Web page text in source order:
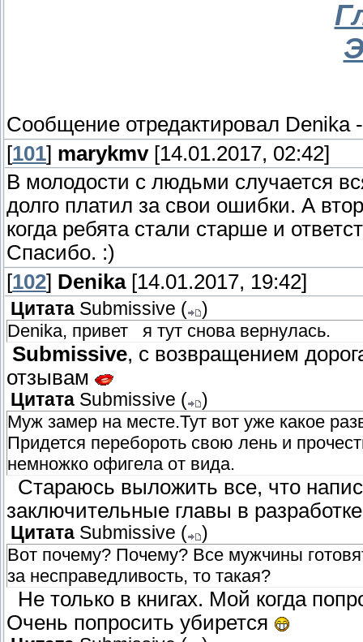
Сообщение отредактировал Denika
[101] marykmv[14.01.2017, 02:42]
В молодости с людьми случается
долго платил за свои ошибки. А
когда ребята стали старше и
Спасибо. :)
[102] Denika[14.01.2017, 19:42]
Цитата Submissive (
)
Denika, привет я тут снова вернулась.
Submissive, с возвращением
отзывам
Цитата Submissive (
)
Муж замер на месте.Тут вот уже какое
Придется перебороть свою лень и
немножко офигела от вида.
Стараюсь выложить все, что
заключительные главы в
Цитата Submissive (
)
Вот почему? Почему? Все мужчины
за несправедливость, то такая?
Не только в книгах. Мой когда
Очень попросить убирется